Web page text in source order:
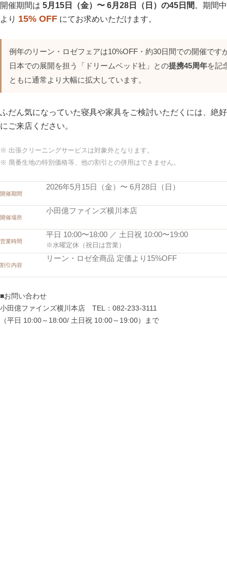
開催期間は 5月15日（金）〜 6月28日（日）の45日間 。期間
より 15% OFF にてお求めいただけます。
例年のリーン・ロゼフェアは10%OFF・約30日間での開催です
日本での展開を担う「ドリームベッド社」との提携45周年を記
ともに通常より大幅に拡大しています。
ふだん気になっていた寝具や家具をご検討いただくには、絶
にご来店ください。
※ 出張クリーニングサービスは対象外となります。
※ 廃番生地の特別価格等、他の割引との併用はできません。
開催期間
2026年5月15日（金）〜 6月28日（日）
開催場所
小田億ファインズ横川本店
営業時間
平日 10:00〜18:00 ／ 土日祝 10:00〜19:00
※水曜定休（祝日は営業）
割引内容
リーン・ロゼ全商品 定価より15%OFF
■お問い合わせ
小田億ファインズ横川本店 TEL：082-233-3111
（平日 10:00～18:00/ 土日祝 10:00～19:00）まで